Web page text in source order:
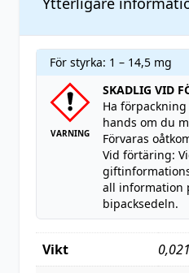
För styrka: 1 – 14,5 mg
VARNING
SKADLIG VID
Ha
hands om du
Förvaras
Vid förtäring:
all information
bipacksedeln.
Vikt